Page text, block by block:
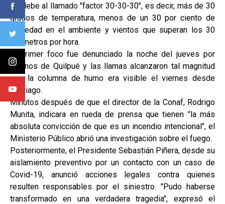
se debe al llamado "factor 30-30-30", es decir, más de 30
grados de temperatura, menos de un 30 por ciento de
humedad en el ambiente y vientos que superan los 30
kilómetros por hora.
El primer foco fue denunciado la noche del jueves por
vecinos de Quilpué y las llamas alcanzaron tal magnitud
que la columna de humo era visible el viernes desde
Santiago.
Minutos después de que el director de la Conaf, Rodrigo
Munita, indicara en rueda de prensa que tienen "la más
absoluta convicción de que es un incendio intencional", el
Ministerio Público abrió una investigación sobre el fuego.
Posteriormente, el Presidente Sebastián Piñera, desde su
aislamiento preventivo por un contacto con un caso de
Covid-19, anunció acciones legales contra quienes
resulten responsables por el siniestro. "Pudo haberse
transformado en una verdadera tragedia", expresó el